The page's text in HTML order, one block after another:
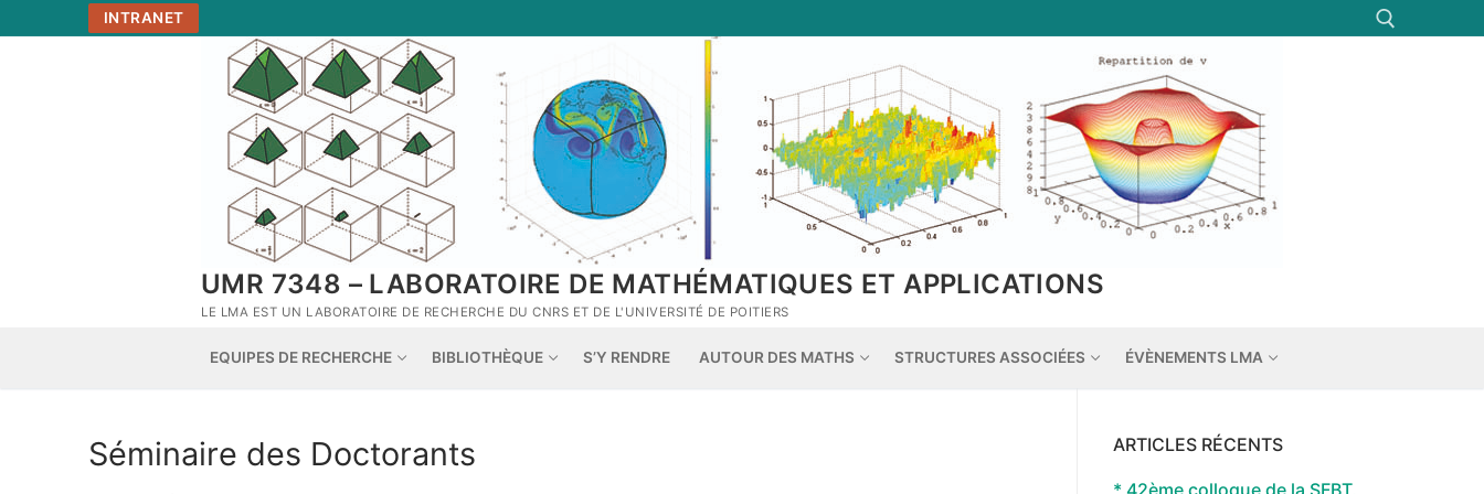
au
INTRANET
Rechercher :
UMR 7348 – LABORATOIRE DE MATHÉMATIQUES ET APPLICATIONS
LE LMA EST UN LABORATOIRE DE RECHERCHE DU CNRS ET DE L'UNIVERSITÉ DE POITIERS
EQUIPES DE RECHERCHE BIBLIOTHÈQUE S’Y RENDRE AUTOUR DES MATHS STRUCTURES ASSOCIÉES ÉVÈNEMENTS LMA
Séminaire des Doctorants ARTICLES RÉCENTS
* 42ème colloque de la SFBT,